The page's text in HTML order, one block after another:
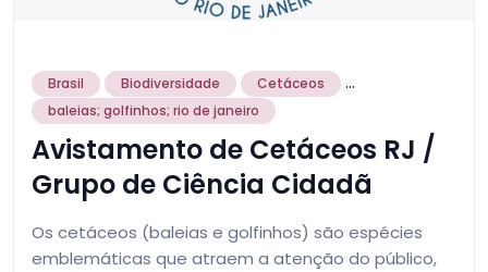
Brasil Biodiversidade Cetáceos ...
baleias; golfinhos; rio de janeiro
Avistamento de Cetáceos RJ /
Grupo de Ciência Cidadã
Os cetáceos (baleias e golfinhos) são espécies
emblemáticas que atraem a atenção do público,